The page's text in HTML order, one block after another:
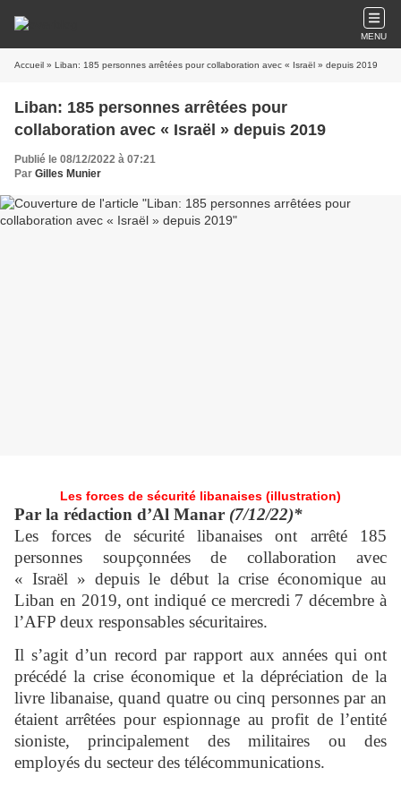
MENU
Accueil » Liban: 185 personnes arrêtées pour collaboration avec « Israël » depuis 2019
Liban: 185 personnes arrêtées pour
collaboration avec « Israël » depuis 2019
Publié le 08/12/2022 à 07:21
Par Gilles Munier
Les forces de sécurité libanaises (illustration)
Par la rédaction d’Al Manar (7/12/22)*
Les forces de sécurité libanaises ont arrêté 185
personnes soupçonnées de collaboration avec
« Israël » depuis le début la crise économique au
Liban en 2019, ont indiqué ce mercredi 7 décembre à
l’AFP deux responsables sécuritaires.
Il s’agit d’un record par rapport aux années qui ont
précédé la crise économique et la dépréciation de la
livre libanaise, quand quatre ou cinq personnes par an
étaient arrêtées pour espionnage au profit de l’entité
sioniste, principalement des militaires ou des
employés du secteur des télécommunications.